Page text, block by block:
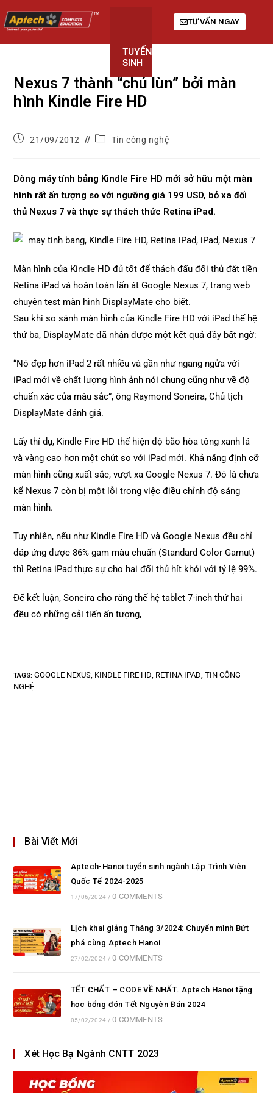
TUYỂN
SINH
TƯ VẤN NGAY
Nexus 7 thành “chú lùn” bởi màn
hình Kindle Fire HD
21/09/2012 Tin công nghệ
Dòng máy tính bảng Kindle Fire HD mới sở hữu một màn
hình rất ấn tượng so với ngưỡng giá 199 USD, bỏ xa đối
thủ Nexus 7 và thực sự thách thức Retina iPad.
Màn hình của Kindle HD đủ tốt để thách đấu đối thủ đắt tiền
Retina iPad và hoàn toàn lấn át Google Nexus 7, trang web
chuyên test màn hình DisplayMate cho biết.
Sau khi so sánh màn hình của Kindle Fire HD với iPad thế hệ
thứ ba, DisplayMate đã nhận được một kết quả đầy bất ngờ:
“Nó đẹp hơn iPad 2 rất nhiều và gần như ngang ngửa với
iPad mới về chất lượng hình ảnh nói chung cũng như về độ
chuẩn xác của màu sắc”, ông Raymond Soneira, Chủ tịch
DisplayMate đánh giá.
Lấy thí dụ, Kindle Fire HD thể hiện độ bão hòa tông xanh lá
và vàng cao hơn một chút so với iPad mới. Khả năng định cỡ
màn hình cũng xuất sắc, vượt xa Google Nexus 7. Đó là chưa
kể Nexus 7 còn bị một lỗi trong việc điều chỉnh độ sáng
màn hình.
Tuy nhiên, nếu như Kindle Fire HD và Google Nexus đều chỉ
đáp ứng được 86% gam màu chuẩn (Standard Color Gamut)
thì Retina iPad thực sự cho hai đối thủ hít khói với tỷ lệ 99%.
Để kết luận, Soneira cho rằng thế hệ tablet 7-inch thứ hai
đều có những cải tiến ấn tượng,
TAGS:GOOGLE NEXUS, KINDLE FIRE HD, RETINA IPAD, TIN CÔNG
NGHỆ
Bài Viết Mới
Aptech-Hanoi tuyển sinh ngành Lập Trình Viên
Quốc Tế 2024-2025
17/06/2024 / 0 COMMENTS
Lịch khai giảng Tháng 3/2024: Chuyển mình Bứt
phá cùng Aptech Hanoi
27/02/2024 / 0 COMMENTS
TẾT CHẤT – CODE VỀ NHẤT. Aptech Hanoi tặng
học bổng đón Tết Nguyên Đán 2024
05/02/2024 / 0 COMMENTS
Xét Học Bạ Ngành CNTT 2023